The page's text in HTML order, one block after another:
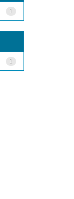
1
1